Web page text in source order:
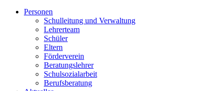
Personen
Schulleitung und Verwaltung
Lehrerteam
Schüler
Eltern
Förderverein
Beratungslehrer
Schulsozialarbeit
Berufsberatung